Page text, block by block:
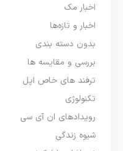
اخبار مک
اخبار و تازه‌ها
بدون دسته بندی
بررسی و مقایسه ها
ترفند های خاص اپل
تکنولوژی
رویدادهای ان آی سی
شیوه زندگی